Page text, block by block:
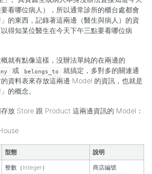
看哪位病人），所以通常診所的櫃台處都會
的東西，記錄著這兩邊（醫生與病人）的資
得知某位醫生在今天下午三點要看哪位病
就有點像這樣，沒辦法單純的在兩邊的
或 belongs_to
就搞定，多對多的關連通
資料表來存放這兩邊 Model 的資訊，也就是
的概念。
放 Store 跟 Product 這兩邊資訊的 Model：
型態 說明
整數（Integer） 商店編號